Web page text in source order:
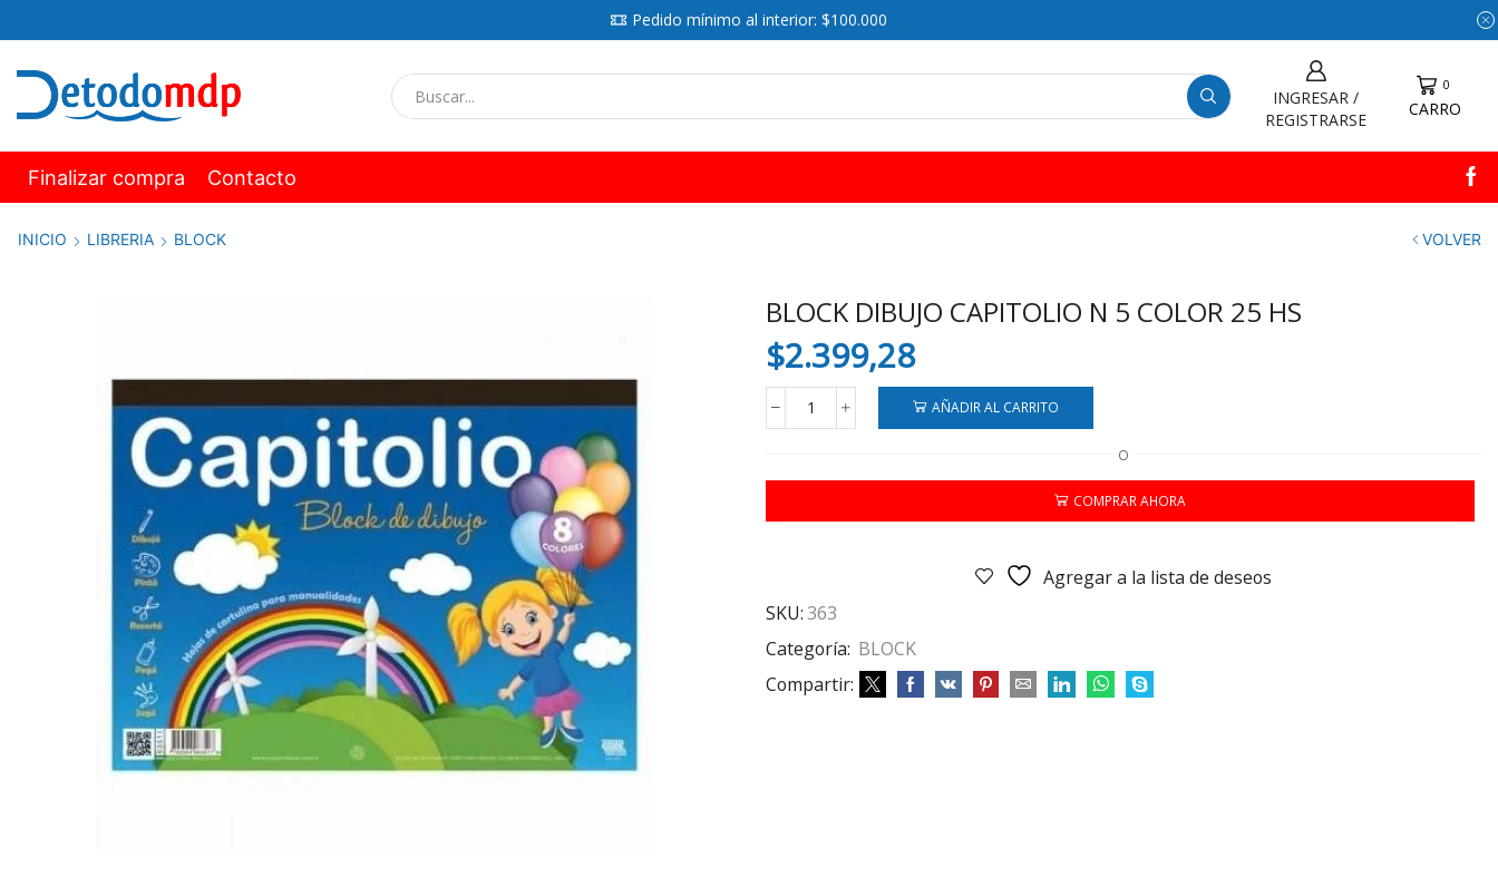
Pedido mínimo al interior: $100.000
INGRESAR /
REGISTRARSE
0
CARRO
Finalizar compra Contacto
INICIO LIBRERIA BLOCK VOLVER
BLOCK DIBUJO CAPITOLIO N 5 COLOR 25 HS
$2.399,28
BLOCK
N
COLOR
AÑADIR AL CARRITO
O
COMPRAR AHORA
Agregar a la lista de deseos
SKU:363
Categoría: BLOCK
Compartir: